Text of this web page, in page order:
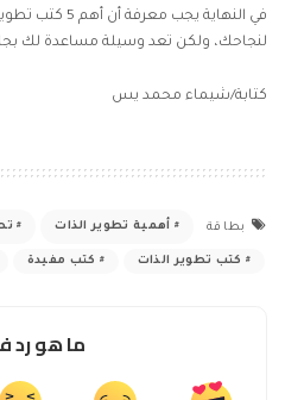
في النهاية يجب
لنجاحك، ولكن تعد وسيلة مساعدة لك
كتابة/شيماء محمد يس
بطاقة أهمية تطوير الذات
كتب تطوير الذات كتب مفيدة
ما هو رد